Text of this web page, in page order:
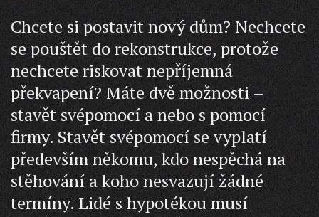
Chcete si postavit nový dům? Nechcete
se pouštět do rekonstrukce, protože
nechcete riskovat nepříjemná
překvapení? Máte dvě možnosti –
stavět svépomocí a nebo s pomocí
firmy. Stavět svépomocí se vyplatí
především někomu, kdo nespěchá na
stěhování a koho nesvazují žádné
termíny. Lidé s hypotékou musí